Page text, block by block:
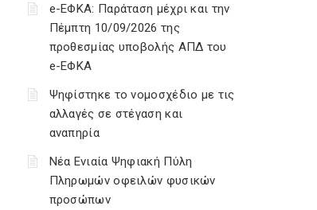
e-ΕΦΚΑ: Παράταση μέχρι και την
Πέμπτη 10/09/2026 της
προθεσμίας υποβολής ΑΠΔ του
e-ΕΦΚΑ
Ψηφίστηκε το νομοσχέδιο με τις
αλλαγές σε στέγαση και
αναπηρία
Νέα Ενιαία Ψηφιακή Πύλη
Πληρωμών οφειλών φυσικών
προσώπων